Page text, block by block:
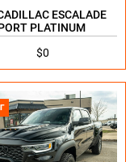
ESCALADE
PLATINUM
$0